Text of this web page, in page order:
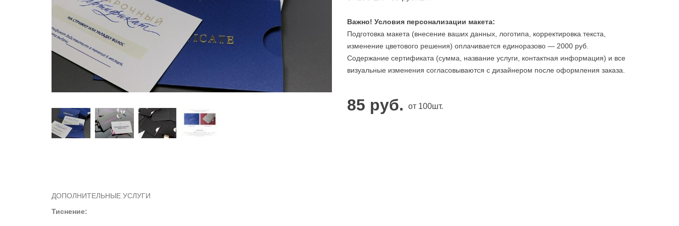
Важно! Условия персонализации макета:
Подготовка макета (внесение ваших данных, логотипа, корректировка текста,
изменение цветового решения) оплачивается единоразово — 2000 руб.
Содержание сертификата (сумма, название услуги, контактная информация) и все
визуальные изменения согласовываются с дизайнером после оформления заказа.
85 руб. от 100шт.
ДОПОЛНИТЕЛЬНЫЕ УСЛУГИ
Тиснение: